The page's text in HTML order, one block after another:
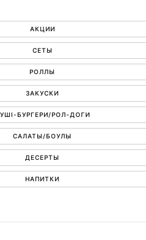
АКЦИИ
СЕТЫ
РОЛЛЫ
ЗАКУСКИ
БУРГЕРИ/РОЛ-ДОГИ
САЛАТЫ/БОУЛЫ
ДЕСЕРТЫ
НАПИТКИ